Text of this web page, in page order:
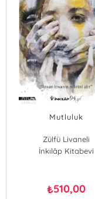
Mutluluk
Zülfü Livaneli
İnkılâp Kitabevi
₺510,00